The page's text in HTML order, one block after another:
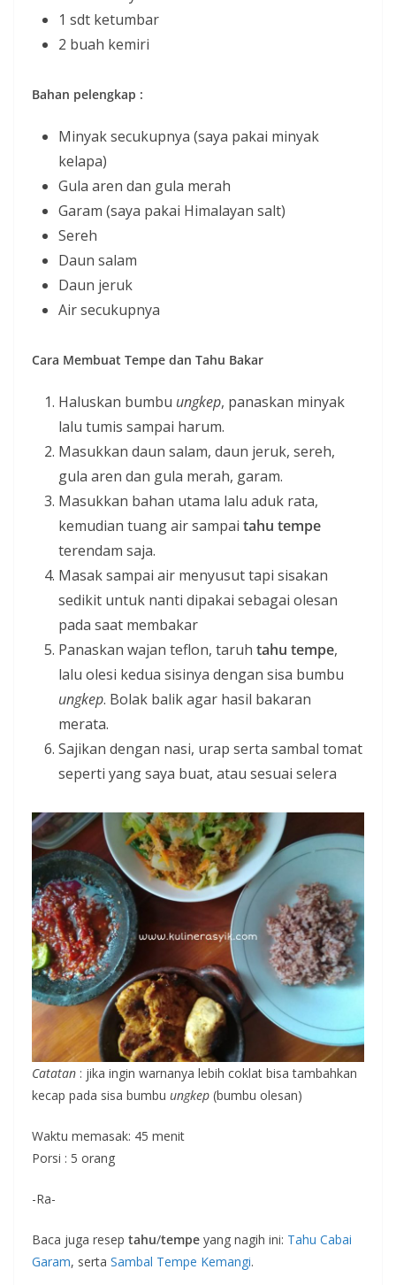
1 sdt ketumbar
2 buah kemiri
Bahan pelengkap :
Minyak secukupnya (saya pakai minyak
kelapa)
Gula aren dan gula merah
Garam (saya pakai Himalayan salt)
Sereh
Daun salam
Daun jeruk
Air secukupnya
Cara Membuat Tempe dan Tahu Bakar
Haluskan bumbu ungkep, panaskan minyak
lalu tumis sampai harum.
Masukkan daun salam, daun jeruk, sereh,
gula aren dan gula merah, garam.
Masukkan bahan utama lalu aduk rata,
kemudian tuang air sampai tahu tempe
terendam saja.
Masak sampai air menyusut tapi sisakan
sedikit untuk nanti dipakai sebagai olesan
pada saat membakar
Panaskan wajan teflon, taruh tahu tempe,
lalu olesi kedua sisinya dengan sisa bumbu
ungkep. Bolak balik agar hasil bakaran
merata.
Sajikan dengan nasi, urap serta sambal tomat
seperti yang saya buat, atau sesuai selera
Catatan : jika ingin warnanya lebih coklat bisa tambahkan
kecap pada sisa bumbu ungkep (bumbu olesan)
Waktu memasak: 45 menit
Porsi : 5 orang
-Ra-
Baca juga resep tahu/tempe yang nagih ini: Tahu Cabai
Garam, serta Sambal Tempe Kemangi.